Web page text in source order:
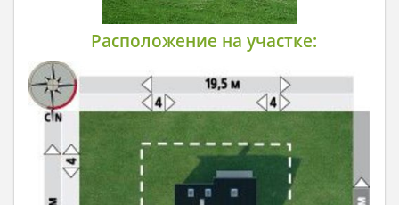
Расположение на участке: